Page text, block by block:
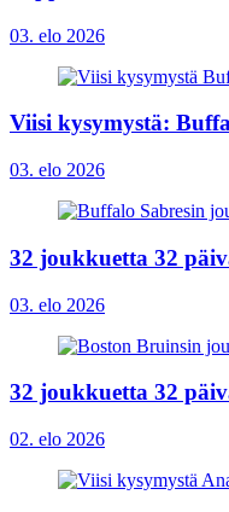
03. elo 2026
Viisi kysymystä:
03. elo 2026
32 joukkuetta 32
03. elo 2026
32 joukkuetta 32
02. elo 2026